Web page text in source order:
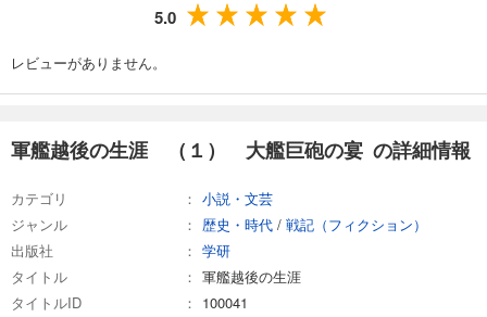
5.0
レビューがありません。
軍艦越後の生涯 （１） 大艦巨砲の宴 の詳細情報
カテゴリ
小説・文芸
ジャンル
歴史・時代 / 戦記（フィクション）
出版社
学研
タイトル
軍艦越後の生涯
タイトルID
100041